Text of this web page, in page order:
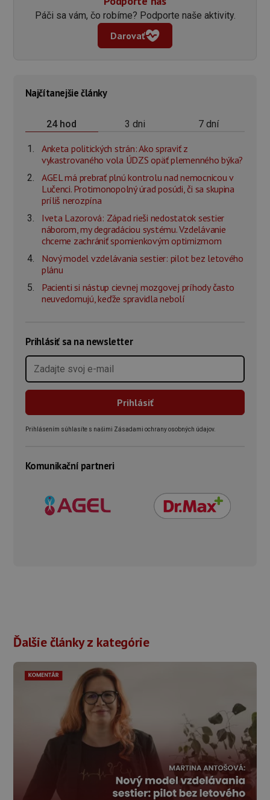
Páči sa vám, čo robíme? Podporte naše aktivity.
Darovať
Najčítanejšie články
24 hod 3 dni 7 dní
Anketa politických strán: Ako spraviť z
vykastrovaného vola ÚDZS opäť plemenného býka?
AGEL má prebrať plnú kontrolu nad nemocnicou v
Lučenci. Protimonopolný úrad posúdi, či sa skupina
príliš nerozpína
Iveta Lazorová: Západ rieši nedostatok sestier
náborom, my degradáciou systému. Vzdelávanie
chceme zachrániť spomienkovým optimizmom
Nový model vzdelávania sestier: pilot bez letového
plánu
Pacienti si nástup cievnej mozgovej príhody často
neuvedomujú, keďže spravidla nebolí
Prihlásiť sa na newsletter
Prihlásením súhlasíte s našimi Zásadami ochrany osobných údajov.
Komunikační partneri
Ďalšie články z kategórie